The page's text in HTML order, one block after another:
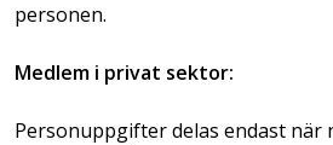
personen.
Medlem i privat sektor:
Personuppgifter delas endast när